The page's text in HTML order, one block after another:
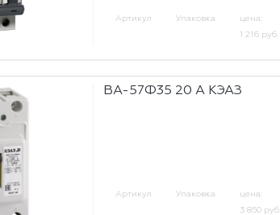
Артикул Упаковка
цена:
1 216 руб.
ВА-57Ф35 20 А КЭАЗ
Артикул Упаковка
цена:
3 850 руб.